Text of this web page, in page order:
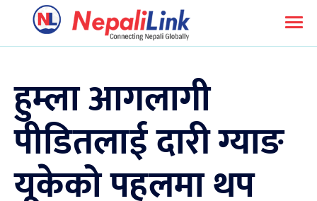
हुम्ला आगलागी
पीडितलाई दारी ग्याङ
यूकेको पहलमा थप